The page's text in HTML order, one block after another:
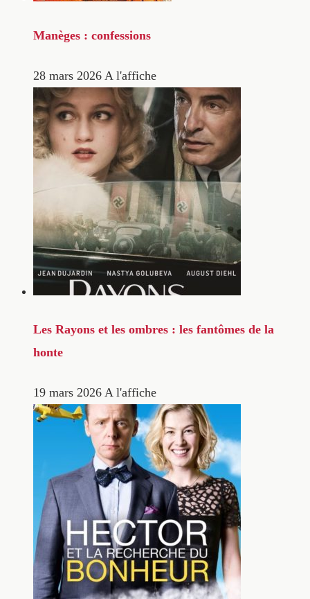
Manèges : confessions
28 mars 2026 A l'affiche
Les Rayons et les ombres : les fantômes de la
honte
19 mars 2026 A l'affiche